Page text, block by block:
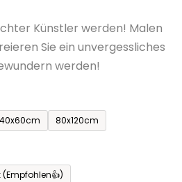
Künstler werden! Malen
Sie ein unvergessliches
werden!
40x60cm 80x120cm